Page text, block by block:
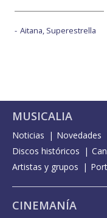
Aitana, Superestrella
MUSICALIA
Noticias Novedades
Discos históricos
Artistas y grupos
CINEMANÍA